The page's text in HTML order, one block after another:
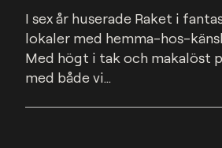
I sex år huserade Raket i
lokaler med hemma-hos-
Med högt i tak och makalöst
med både vi...